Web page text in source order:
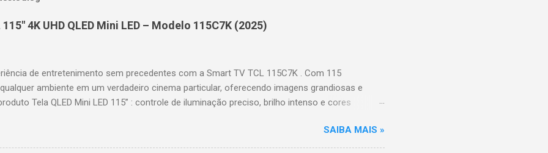
4K UHD QLED Mini LED – Modelo 115C7K (2025)
de entretenimento sem precedentes com a Smart TV TCL 115C7K . Com 115
ambiente em um verdadeiro cinema particular, oferecendo imagens grandiosas e
Tela QLED Mini LED 115” : controle de iluminação preciso, brilho intenso e cores
imagens e movimentos fluidos. Taxa de atualização nativa de 144Hz (até 240Hz com DLG) :
garantindo fluidez e resposta imediata. Google TV integrado : interface intuitiva,
SAIBA MAIS »